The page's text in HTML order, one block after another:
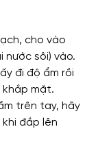
cho vào
nước sôi) vào.
đi độ ẩm rồi
mặt.
trên tay, hãy
đắp lên